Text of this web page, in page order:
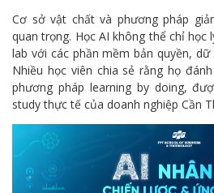
Cơ sở vật chất và phương pháp
quan trọng. Học AI không thể chỉ
lab với các phần mềm bản quyền,
Nhiều học viên chia sẻ rằng họ
phương pháp learning by doing,
study thực tế của doanh nghiệp Cần